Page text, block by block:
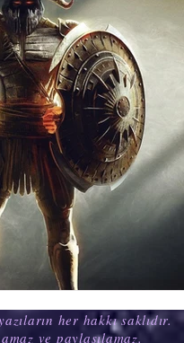
her hakkı saklıdır.
ve paylaşılamaz.